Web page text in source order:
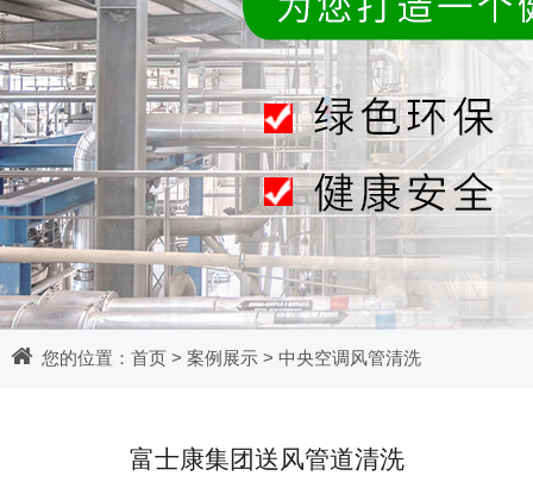
您的位置： 首页> 案例展示 > 中央空调风管清洗
富士康集团送风管道清洗